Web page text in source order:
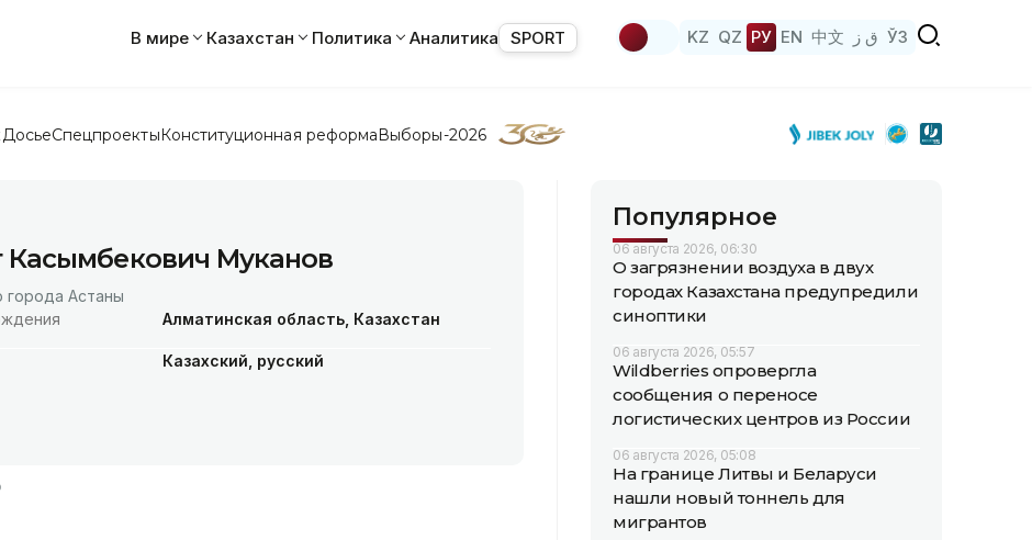
В мире Казахстан Политика Аналитика SPORT KZ QZ РУ EN 中文 ق ز ЎЗ
ДосьеСпецпроектыКонституционная реформаВыборы-2026
Касымбекович Муканов
города Астаны
Алматинская область, Казахстан
Казахский, русский
Популярное
06 августа 2026, 06:30
О загрязнении воздуха в двух
городах Казахстана предупредили
синоптики
06 августа 2026, 05:57
Wildberries опровергла
сообщения о переносе
логистических центров из России
06 августа 2026, 05:08
На границе Литвы и Беларуси
нашли новый тоннель для
мигрантов